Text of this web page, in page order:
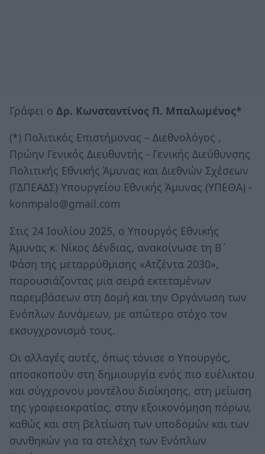
Γράφει ο Δρ. Κωνσταντίνος Π. Μπαλωμένος*
(*) Πολιτικός Επιστήμονας – Διεθνολόγος ,
Πρώην Γενικός Διευθυντής - Γενικής Διεύθυνσης
Πολιτικής Εθνικής Άμυνας και Διεθνών Σχέσεων
(ΓΔΠΕΑΔΣ) Υπουργείου Εθνικής Άμυνας (ΥΠΕΘΑ) -
konmpalo@gmail.com
Στις 24 Ιουλίου 2025, ο Υπουργός Εθνικής
Άμυνας κ. Νίκος Δένδιας, ανακοίνωσε τη Β΄
Φάση της μεταρρύθμισης «Ατζέντα 2030»,
παρουσιάζοντας μια σειρά εκτεταμένων
παρεμβάσεων στη Δομή και την Οργάνωση των
Ενόπλων Δυνάμεων, με απώτερο στόχο τον
εκσυγχρονισμό τους.
Οι αλλαγές αυτές, όπως τόνισε ο Υπουργός,
αποσκοπούν στη δημιουργία ενός πιο ευέλικτου
και σύγχρονου μοντέλου διοίκησης, στη μείωση
της γραφειοκρατίας, στην εξοικονόμηση πόρων,
καθώς και στη βελτίωση των υποδομών και των
συνθηκών για τα στελέχη των Ενόπλων